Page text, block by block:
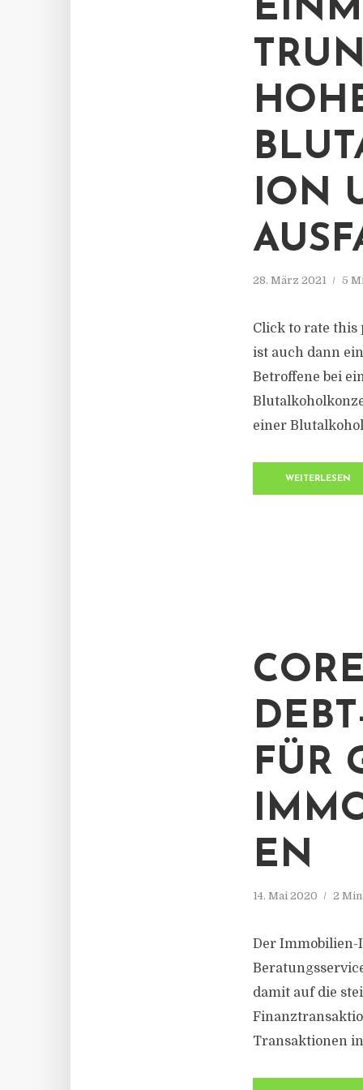
ION
28. März 2021 5
Click to rate this
ist auch dann
Betroffene bei
einer
WEITERLESEN
FÜR
EN
14. Mai 2020 2
Der Immobilien-
damit auf die
Transaktionen